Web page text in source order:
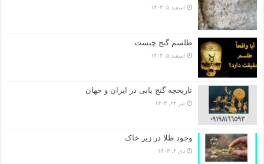
اسفند ۵, ۱۴۰۴
طلسم گنج چیست
اسفند ۵, ۱۴۰۴
تاریخچه گنج‌ یابی در ایران و جهان
تیر ۲۲, ۱۴۰۴
وجود طلا در زیر خاک
دی ۴, ۱۴۰۳